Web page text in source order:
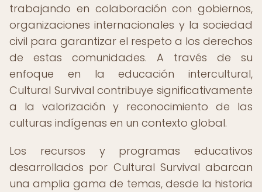
trabajando en colaboración con gobiernos,
organizaciones internacionales y la sociedad
civil para garantizar el respeto a los derechos
de estas comunidades. A través de su
enfoque en la educación intercultural,
Cultural Survival contribuye significativamente
a la valorización y reconocimiento de las
culturas indígenas en un contexto global.
Los recursos y programas educativos
desarrollados por Cultural Survival abarcan
una amplia gama de temas, desde la historia